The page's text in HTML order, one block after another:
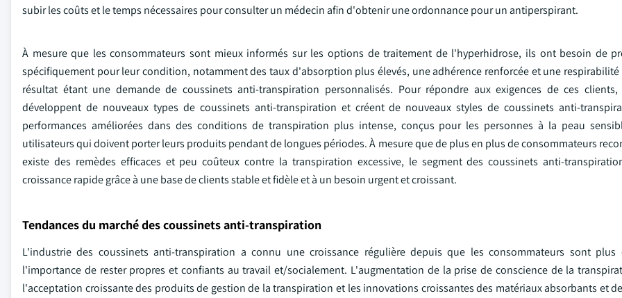
subir les coûts et le temps nécessaires pour consulter un médecin afin d'obtenir une ordonnance pour un antiperspirant.
À mesure que les consommateurs sont mieux informés sur les options de traitement de l'hyperhidrose, ils ont besoin de
spécifiquement pour leur condition, notamment des taux d'absorption plus élevés, une adhérence renforcée et une respirabilité
résultat étant une demande de coussinets anti-transpiration personnalisés. Pour répondre aux exigences de ces clients,
développent de nouveaux types de coussinets anti-transpiration et créent de nouveaux styles de coussinets anti-
performances améliorées dans des conditions de transpiration plus intense, conçus pour les personnes à la peau
utilisateurs qui doivent porter leurs produits pendant de longues périodes. À mesure que de plus en plus de consommateurs
existe des remèdes efficaces et peu coûteux contre la transpiration excessive, le segment des coussinets anti-
croissance rapide grâce à une base de clients stable et fidèle et à un besoin urgent et croissant.
Tendances du marché des coussinets anti-transpiration
L'industrie des coussinets anti-transpiration a connu une croissance régulière depuis que les consommateurs sont plus
l'importance de rester propres et confiants au travail et/socialement. L'augmentation de la prise de conscience de la
l'acceptation croissante des produits de gestion de la transpiration et les innovations croissantes des matériaux absorbants et